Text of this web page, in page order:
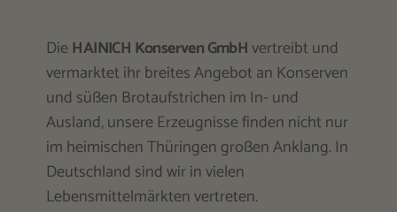
Die HAINICH Konserven GmbHvertreibt und
vermarktet ihr breites Angebot an Konserven
und süßen Brotaufstrichen im In- und
Ausland, unsere Erzeugnisse finden nicht nur
im heimischen Thüringen großen Anklang. In
Deutschland sind wir in vielen
Lebensmittelmärkten vertreten.